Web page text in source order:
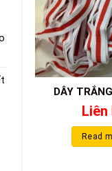
DÂY
Liên
Read